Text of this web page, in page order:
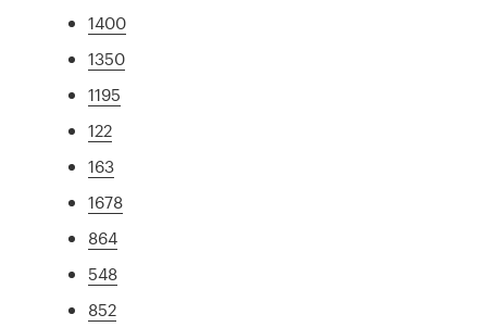
1400
1350
1195
122
163
1678
864
548
852